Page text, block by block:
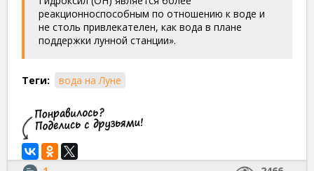
реакционноспособным по отношению к воде и
не столь привлекателен, как вода в плане
поддержки лунной станции».
Теги: вода на Луне